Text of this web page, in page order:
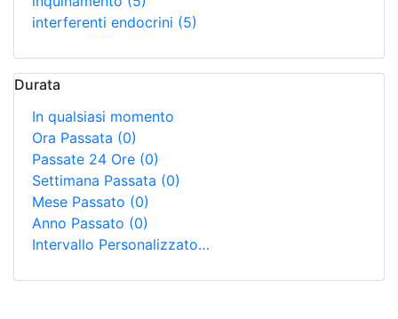
interferenti endocrini (5)
Durata
In qualsiasi momento
Ora Passata (0)
Passate 24 Ore (0)
Settimana Passata (0)
Mese Passato (0)
Anno Passato (0)
Intervallo Personalizzato…